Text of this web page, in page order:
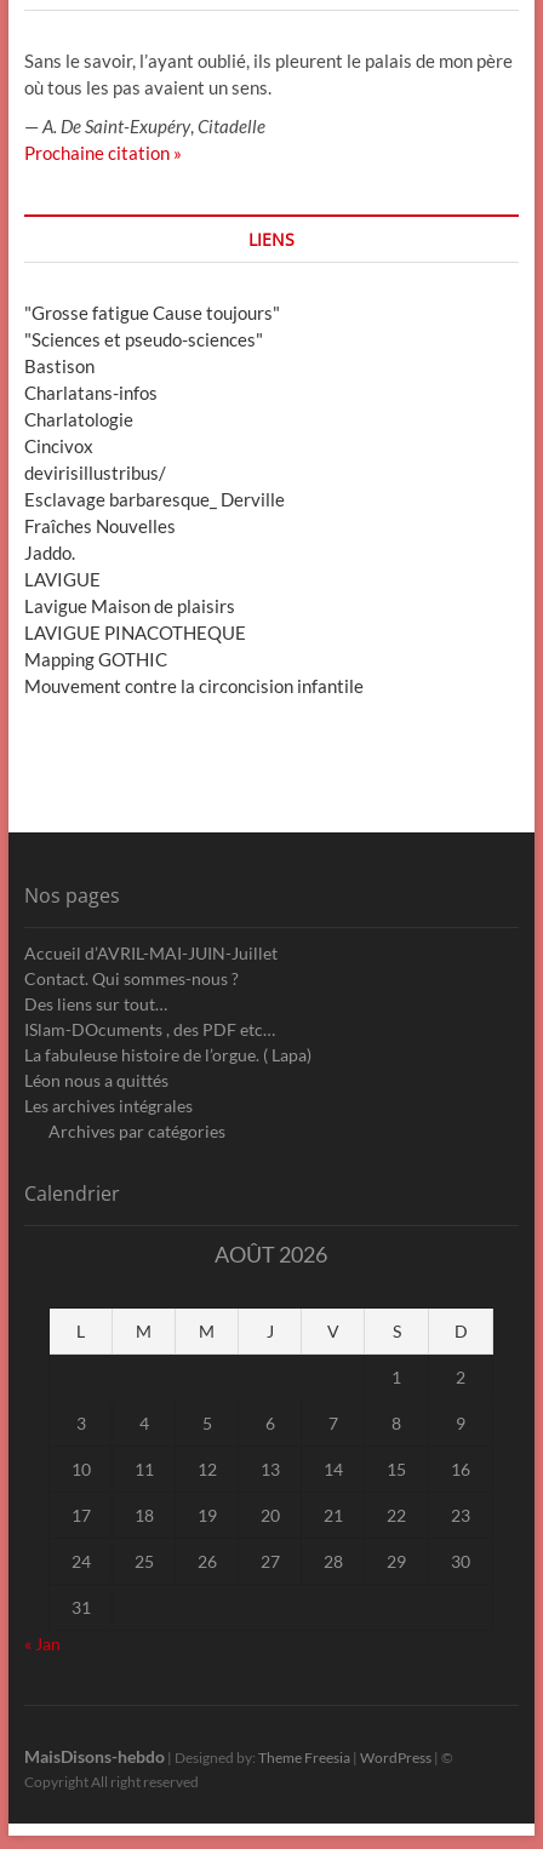
Sans le savoir, l’ayant oublié, ils pleurent le palais de mon père
où tous les pas avaient un sens.
—A. De Saint-Exupéry, Citadelle
Prochaine citation »
LIENS
"Grosse fatigue Cause toujours"
"Sciences et pseudo-sciences"
Bastison
Charlatans-infos
Charlatologie
Cincivox
devirisillustribus/
Esclavage barbaresque_ Derville
Fraîches Nouvelles
Jaddo.
LAVIGUE
Lavigue Maison de plaisirs
LAVIGUE PINACOTHEQUE
Mapping GOTHIC
Mouvement contre la circoncision infantile
Nos pages
Accueil d’AVRIL-MAI-JUIN-Juillet
Contact. Qui sommes-nous ?
Des liens sur tout…
ISlam-DOcuments , des PDF etc…
La fabuleuse histoire de l’orgue. ( Lapa)
Léon nous a quittés
Les archives intégrales
Archives par catégories
Calendrier
AOÛT 2026
L M M J V S D
1 2
3 4 5 6 7 8 9
10 11 12 13 14 15 16
17 18 19 20 21 22 23
24 25 26 27 28 29 30
31
« Jan
MaisDisons-hebdo| Designed by: Theme Freesia| WordPress| ©
Copyright All right reserved